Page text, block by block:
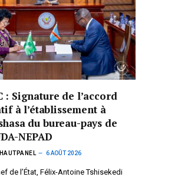
: Signature de l’accord
à l’établissement à
du bureau-pays de
NEPAD
6 AOÛT 2026
de l’État, Félix-Antoine Tshisekedi